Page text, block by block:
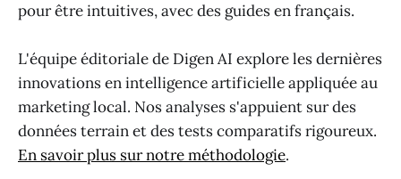
pour être intuitives, avec des guides en français.
L'équipe éditoriale de Digen AI explore les dernières
innovations en intelligence artificielle appliquée au
marketing local. Nos analyses s'appuient sur des
données terrain et des tests comparatifs rigoureux.
En savoir plus sur notre méthodologie.